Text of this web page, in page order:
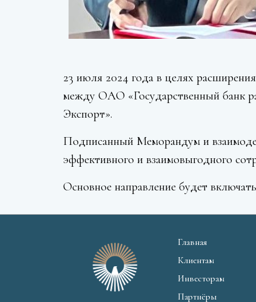
23 июля 2024 года в целях
между ОАО «Государственный банк
Экспорт».
Подписанный Меморандум и
эффективного и взаимовыгодного
Основное направление будет
Главная
Клиентам
Инвесторам
Партнёры